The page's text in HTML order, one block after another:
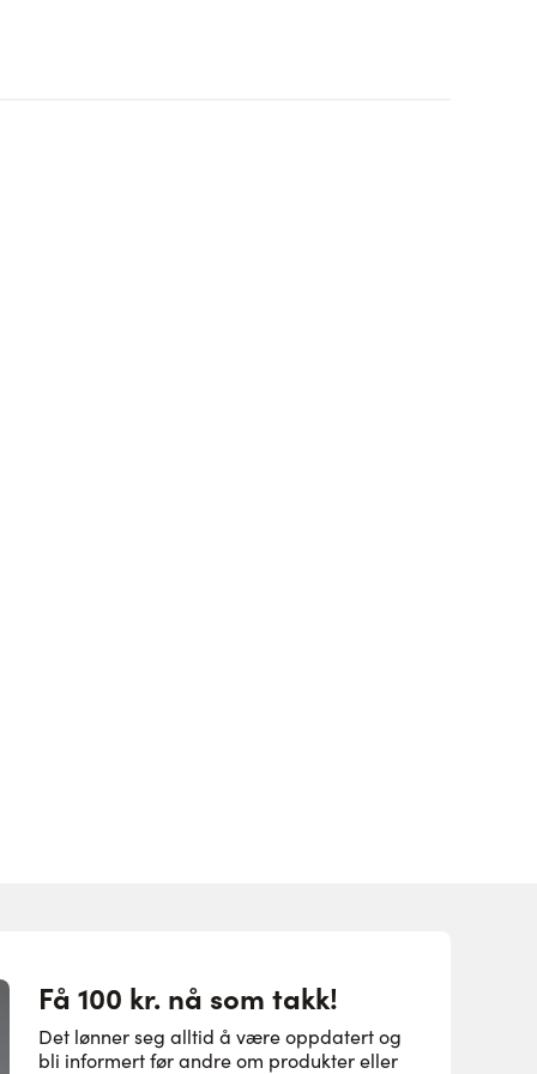
using the skip links.
Få 100 kr. nå som takk!
Det lønner seg alltid å være oppdatert og
bli informert før andre om produkter eller